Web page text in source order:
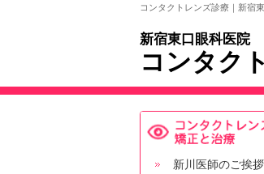
コンタクトレンズ診療｜新宿
新宿東口眼科医院
コンタク
新川医師のご挨